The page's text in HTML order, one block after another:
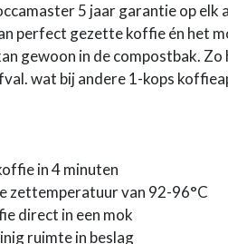
5 jaar garantie op elk
perfect gezette koffie én het
gewoon in de compostbak. Zo
wat bij andere 1-kops
in 4 minuten
zettemperatuur van 92-96°C
direct in een mok
ruimte in beslag